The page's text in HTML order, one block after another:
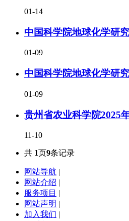
01-14
中国科学院地球化学研
01-09
中国科学院地球化学研
01-09
贵州省农业科学院2025
11-10
共 1页9条记录
网站导航 |
网站介绍 |
服务项目 |
网站声明 |
加入我们 |